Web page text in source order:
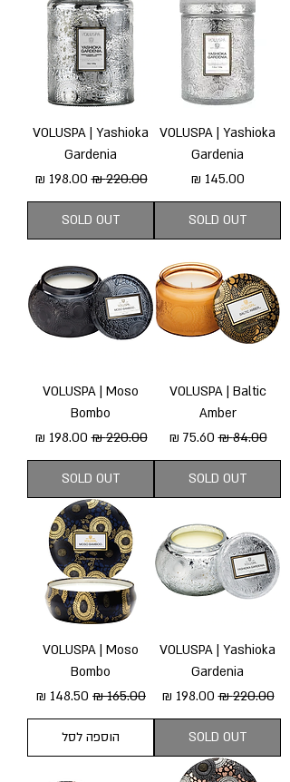
VOLUSPA | Yashioka
Gardenia
מחיר
SOLD OUT
VOLUSPA | Yashioka
Gardenia
מחיר רגיל‏220.00 ‏₪ מחיר מבצע
SOLD OUT
VOLUSPA | Baltic
Amber
מחיר רגיל‏84.00 ‏₪ מחיר מבצע
SOLD OUT
VOLUSPA | Moso
Bombo
מחיר רגיל‏220.00 ‏₪ מחיר מבצע
SOLD OUT
VOLUSPA | Yashioka
Gardenia
מחיר רגיל‏220.00 ‏₪ מחיר מבצע
SOLD OUT
VOLUSPA | Moso
Bombo
מחיר רגיל מחיר מבצע
הוספה לסל